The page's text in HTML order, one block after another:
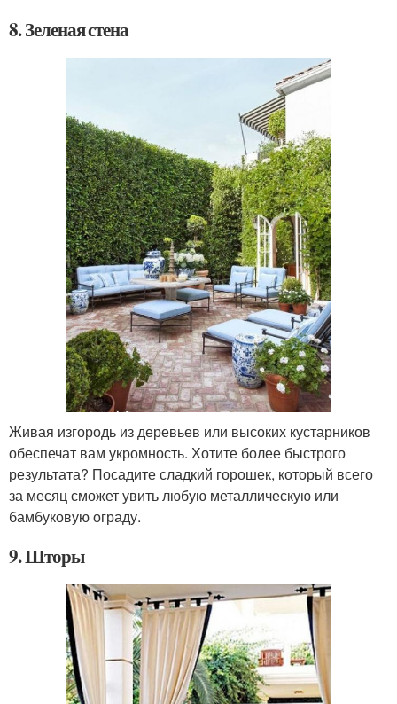
8. Зеленая стена
Живая изгородь из деревьев или высоких кустарников
обеспечат вам укромность. Хотите более быстрого
результата? Посадите сладкий горошек, который всего
за месяц сможет увить любую металлическую или
бамбуковую ограду.
9. Шторы